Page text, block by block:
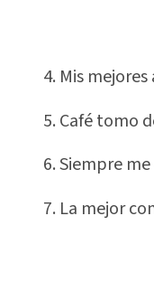
4. Mis
5. Café tomo
6. Siempre
7. La mejor